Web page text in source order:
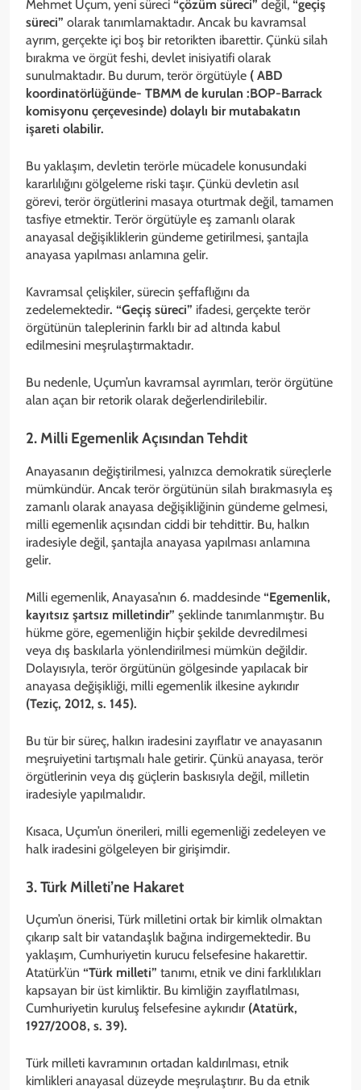
Mehmet Uçum, yeni süreci “çözüm süreci” değil, “geçiş
süreci” olarak tanımlamaktadır. Ancak bu kavramsal
ayrım, gerçekte içi boş bir retorikten ibarettir. Çünkü silah
bırakma ve örgüt feshi, devlet inisiyatifi olarak
sunulmaktadır. Bu durum, terör örgütüyle ( ABD
koordinatörlüğünde- TBMM de kurulan :BOP-Barrack
komisyonu çerçevesinde) dolaylı bir mutabakatın
işareti olabilir.
Bu yaklaşım, devletin terörle mücadele konusundaki
kararlılığını gölgeleme riski taşır. Çünkü devletin asıl
görevi, terör örgütlerini masaya oturtmak değil, tamamen
tasfiye etmektir. Terör örgütüyle eş zamanlı olarak
anayasal değişikliklerin gündeme getirilmesi, şantajla
anayasa yapılması anlamına gelir.
Kavramsal çelişkiler, sürecin şeffaflığını da
zedelemektedir. “Geçiş süreci” ifadesi, gerçekte terör
örgütünün taleplerinin farklı bir ad altında kabul
edilmesini meşrulaştırmaktadır.
Bu nedenle, Uçum’un kavramsal ayrımları, terör örgütüne
alan açan bir retorik olarak değerlendirilebilir.
2. Milli Egemenlik Açısından Tehdit
Anayasanın değiştirilmesi, yalnızca demokratik süreçlerle
mümkündür. Ancak terör örgütünün silah bırakmasıyla eş
zamanlı olarak anayasa değişikliğinin gündeme gelmesi,
milli egemenlik açısından ciddi bir tehdittir. Bu, halkın
iradesiyle değil, şantajla anayasa yapılması anlamına
gelir.
Milli egemenlik, Anayasa’nın 6. maddesinde “Egemenlik,
kayıtsız şartsız milletindir” şeklinde tanımlanmıştır. Bu
hükme göre, egemenliğin hiçbir şekilde devredilmesi
veya dış baskılarla yönlendirilmesi mümkün değildir.
Dolayısıyla, terör örgütünün gölgesinde yapılacak bir
anayasa değişikliği, milli egemenlik ilkesine aykırıdır
(Teziç, 2012, s. 145).
Bu tür bir süreç, halkın iradesini zayıflatır ve anayasanın
meşruiyetini tartışmalı hale getirir. Çünkü anayasa, terör
örgütlerinin veya dış güçlerin baskısıyla değil, milletin
iradesiyle yapılmalıdır.
Kısaca, Uçum’un önerileri, milli egemenliği zedeleyen ve
halk iradesini gölgeleyen bir girişimdir.
3. Türk Milleti’ne Hakaret
Uçum’un önerisi, Türk milletini ortak bir kimlik olmaktan
çıkarıp salt bir vatandaşlık bağına indirgemektedir. Bu
yaklaşım, Cumhuriyetin kurucu felsefesine hakarettir.
Atatürk’ün “Türk milleti” tanımı, etnik ve dini farklılıkları
kapsayan bir üst kimliktir. Bu kimliğin zayıflatılması,
Cumhuriyetin kuruluş felsefesine aykırıdır (Atatürk,
1927/2008, s. 39).
Türk milleti kavramının ortadan kaldırılması, etnik
kimlikleri anayasal düzeyde meşrulaştırır. Bu da etnik